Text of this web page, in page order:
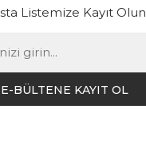
Listemize Kayıt Olun
E-BÜLTENE KAYIT OL